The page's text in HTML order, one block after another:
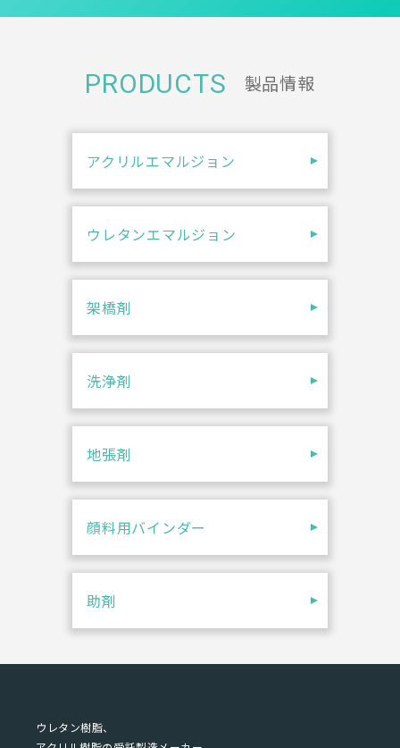
PRODUCTS 製品情報
アクリルエマルジョン
ウレタンエマルジョン
架橋剤
洗浄剤
地張剤
顔料用バインダー
助剤
ウレタン樹脂、